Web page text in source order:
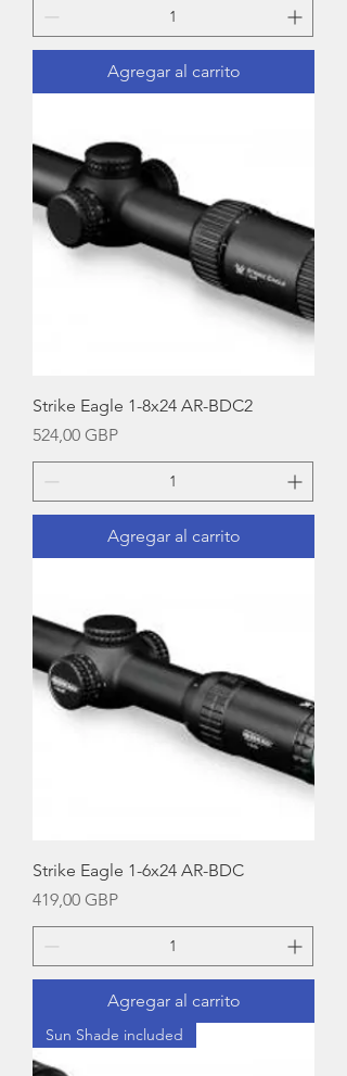
Agregar al carrito
Strike Eagle 1-8x24 AR-BDC2
Precio
524,00 GBP
Agregar al carrito
Strike Eagle 1-6x24 AR-BDC
Precio
419,00 GBP
Agregar al carrito
Sun Shade included